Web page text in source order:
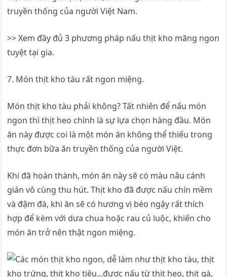
>> Xem đầy đủ 3 phương pháp nấu thịt kho măng ngon
tuyệt tại gia.
7. Món thịt kho tàu rất ngon miệng.
Món thịt kho tàu phải không? Tất nhiên để nấu món
ngon thì thịt heo chính là sự lựa chọn hàng đầu. Món
ăn này được coi là một món ăn không thể thiếu trong
thực đơn bữa ăn truyền thống của người Việt.
Khi đã hoàn thành, món ăn này sẽ có màu nâu cánh
gián vô cùng thu hút. Thịt kho đã được nấu chín mềm
và đậm đà, khi ăn sẽ có hương vị béo ngậy rất thích
hợp để kèm với dưa chua hoặc rau củ luộc, khiến cho
món ăn trở nên thật ngon miệng.